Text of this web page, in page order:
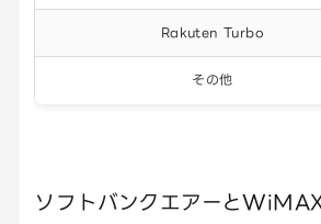
Rakuten Turbo
その他
ソフトバンクエアーと